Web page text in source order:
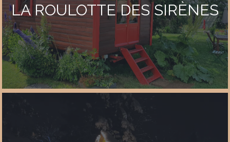
LA ROULOTTE DES SIRÈNES